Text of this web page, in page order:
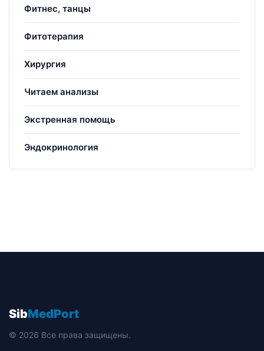
Фитнес, танцы
Фитотерапия
Хирургия
Читаем анализы
Экстренная помощь
Эндокринология
SibMedPort
© 2026 Все права защищены.